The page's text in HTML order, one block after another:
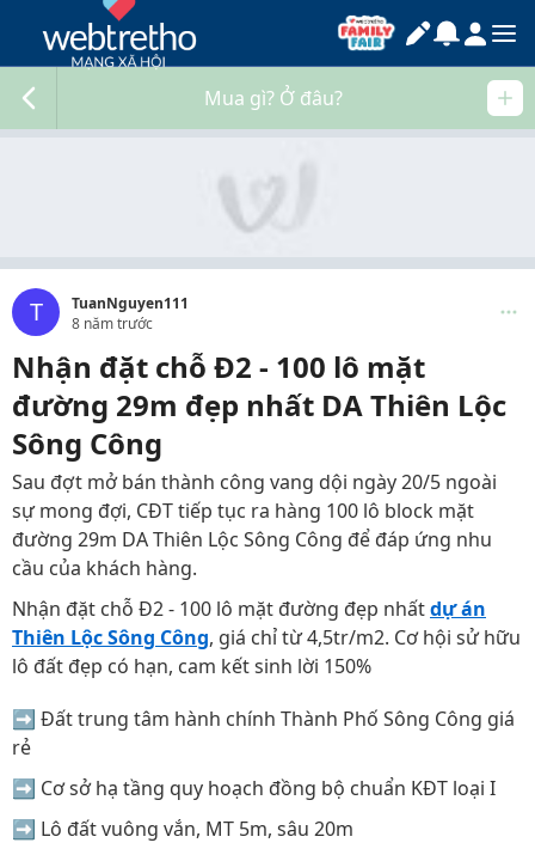
Mua gì? Ở đâu?
T
TuanNguyen111
8 năm trước
Nhận đặt chỗ Đ2 - 100 lô mặt
đường 29m đẹp nhất DA Thiên Lộc
Sông Công
Sau đợt mở bán thành công vang dội ngày 20/5 ngoài
sự mong đợi, CĐT tiếp tục ra hàng 100 lô block mặt
đường 29m DA Thiên Lộc Sông Công để đáp ứng nhu
cầu của khách hàng.
Nhận đặt chỗ Đ2 - 100 lô mặt đường đẹp nhấtdự án
Thiên Lộc Sông Công, giá chỉ từ 4,5tr/m2. Cơ hội sử hữu
lô đất đẹp có hạn, cam kết sinh lời 150%
➡️ Đất trung tâm hành chính Thành Phố Sông Công giá
rẻ
➡️ Cơ sở hạ tầng quy hoạch đồng bộ chuẩn KĐT loại I
➡️ Lô đất vuông vắn, MT 5m, sâu 20m